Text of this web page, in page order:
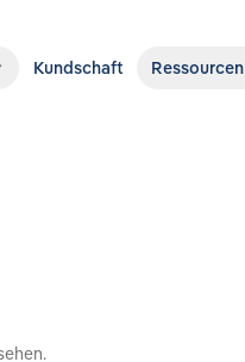
Kundschaft Ressourcen